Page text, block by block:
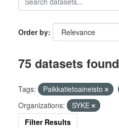
Order by
75 datasets found
Tags: Paikkatietoaineisto
Organizations:
SYKE
Filter Results